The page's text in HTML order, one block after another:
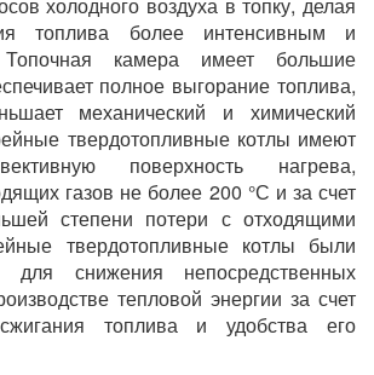
топлива более интенсивным и
камера имеет большие
полное выгорание топлива,
механический и химический
твердотопливные котлы имеют
поверхность нагрева,
газов не более 200 °С и за счет
степени потери с отходящими
твердотопливные котлы были
для снижения непосредственных
тепловой энергии за счет
топлива и удобства его